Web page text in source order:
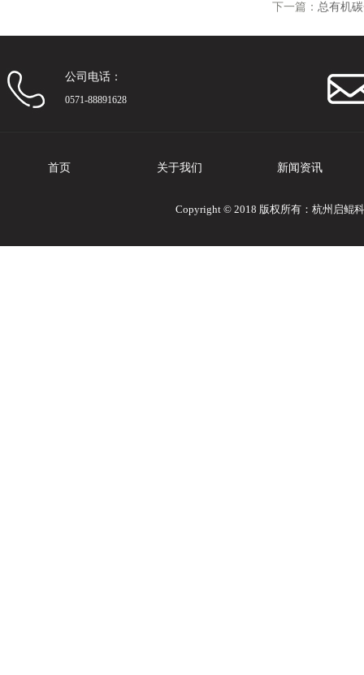
下一篇： 总有机
公司电话：
0571-88891628
首页 关于我们 新闻资讯
Copyright © 2018 版权所有：杭州启鲲